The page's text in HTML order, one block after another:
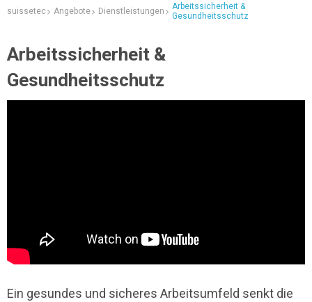
suissetec Angebote Dienstleistungen
Arbeitssicherheit &
Gesundheitsschutz
Arbeitssicherheit &
Gesundheitsschutz
Ein gesundes und sicheres Arbeitsumfeld senkt die